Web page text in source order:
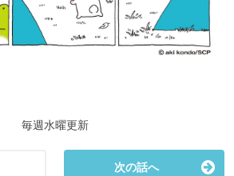
毎週水曜更新
次の話へ